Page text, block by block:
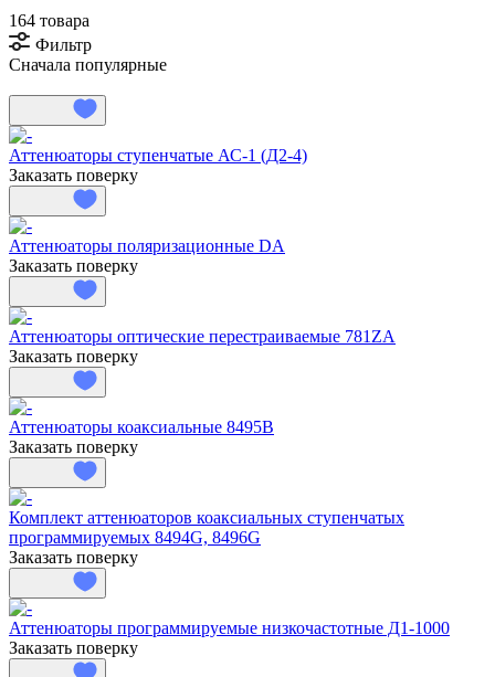
164 товара
Фильтр
Сначала популярные
Аттенюаторы ступенчатые АС-1 (Д2-4)
Заказать поверку
Аттенюаторы поляризационные DA
Заказать поверку
Аттенюаторы оптические перестраиваемые 781ZA
Заказать поверку
Аттенюаторы коаксиальные 8495B
Заказать поверку
Комплект аттенюаторов коаксиальных ступенчатых
программируемых 8494G, 8496G
Заказать поверку
Аттенюаторы программируемые низкочастотные Д1-1000
Заказать поверку